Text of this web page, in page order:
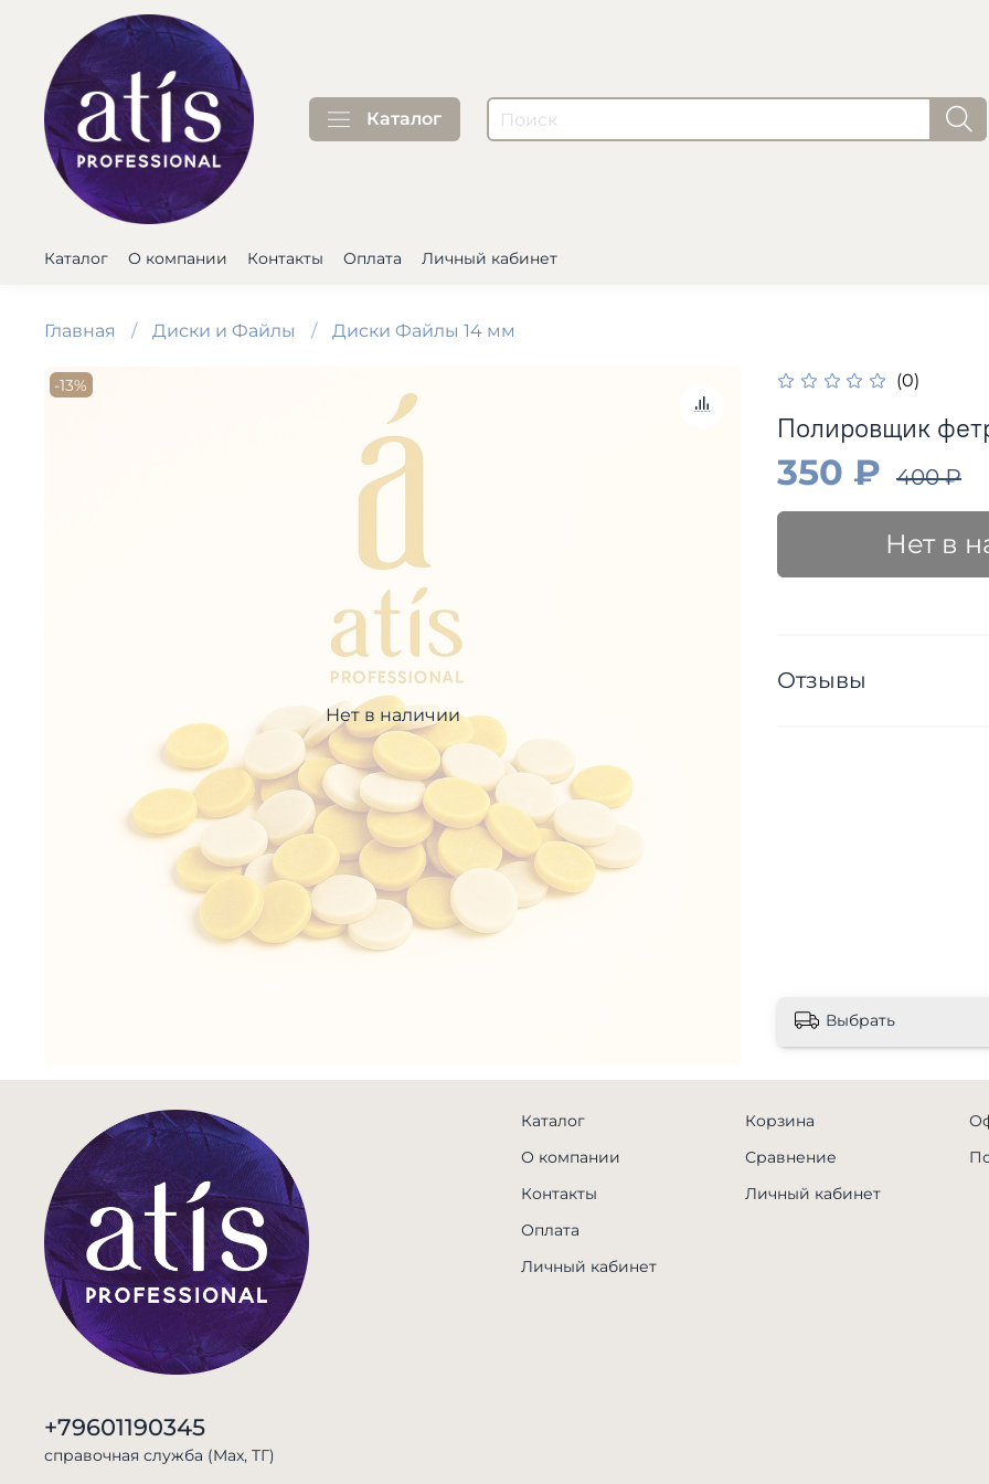
Каталог
Каталог О компании Контакты Оплата Личный кабинет
Главная Диски и Файлы Диски Файлы 14 мм
Нет в наличии
-13% (0)
Полировщик
350 ₽ 400 ₽
Нет в
Отзывы
Выбрать
Каталог
О компании
Контакты
Оплата
Личный кабинет
Корзина
Сравнение
Личный кабинет
+79601190345
справочная служба (Max, TГ)